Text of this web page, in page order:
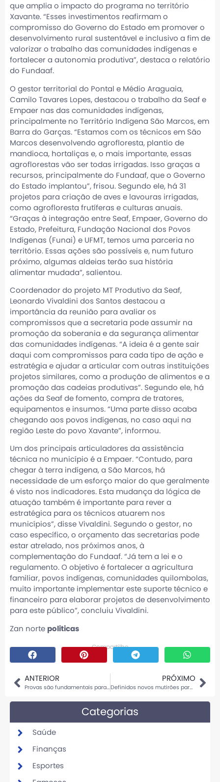
que amplia o impacto do programa no território
Xavante. “Esses investimentos reafirmam o
compromisso do Governo do Estado em promover o
desenvolvimento rural sustentável e inclusivo a fim de
valorizar o trabalho das comunidades indígenas e
fortalecer a autonomia produtiva”, destaca o relatório
do Fundaaf.
O gestor territorial do Pontal e Médio Araguaia,
Camilo Tavares Lopes, destacou o trabalho da Seaf e
Empaer nas das comunidades indígenas,
principalmente no Território Indígena São Marcos, em
Barra do Garças. “Estamos com os técnicos em São
Marcos desenvolvendo agrofloresta, plantio de
mandioca, hortaliças e, o mais importante, essas
agroflorestas vão ser todas irrigadas. Isso graças a
recursos, principalmente do Fundaaf, que o Governo
do Estado implantou”, frisou. Segundo ele, há 31
projetos para criação de aves e lavouras irrigadas,
como agrofloresta frutíferas e culturas anuais.
“Graças à integração entre Seaf, Empaer, Governo do
Estado, Prefeitura, Fundação Nacional dos Povos
Indígenas (Funai) e UFMT, temos uma parceria no
território. Essas ações são possíveis e, num futuro
próximo, algumas aldeias terão sua história
alimentar mudada”, salientou.
Coordenador do projeto MT Produtivo da Seaf,
Leonardo Vivaldini dos Santos destacou a
importância da reunião para avaliar os
compromissos que a secretaria pode assumir na
promoção da soberania e da segurança alimentar
das comunidades indígenas. “A ideia é a gente sair
daqui com compromissos para cada tipo de ação e
estratégia e ajudar a articular com outras instituições
projetos similares, como a produção de alimentos e a
promoção das cadeias produtivas”. Segundo ele, há
ações da Seaf de fomento, compra de tratores,
equipamentos e insumos. “Uma parte disso acaba
chegando aos povos indígenas, no caso aqui na
região Leste do povo Xavante”, informou.
Um dos principais articuladores da assistência
técnica no município é a Empaer. “Contudo, para
chegar à terra indígena, a São Marcos, há
necessidade de um esforço maior do que geralmente
é visto nos indicadores. Esta mudança da lógica de
atuação também é importante para rever a
estratégica para os técnicos atuarem nos
municípios”, disse Vivaldini. Segundo o gestor, no
caso específico, o orçamento das secretarias pode
estar atrelado, nos próximos anos, à
complementação do Fundaaf. “Já tem a lei e o
regulamento. O objetivo é fortalecer a agricultura
familiar, povos indígenas, comunidades quilombolas,
muito importante implementar este suporte técnico e
financeiro para elaborar projetos de desenvolvimento
para este público”, concluiu Vivaldini.
Zan norte politicas
Compartilhe
ANTERIOR
Provas são fundamentais para Mato Grosso ficar entre as 5 melhores educações do país, avalia secretário
PRÓXIMO
Definidos novos mutirões para regularização eleitoral este mês em Sinop
Categorias
Saúde
Finanças
Esportes